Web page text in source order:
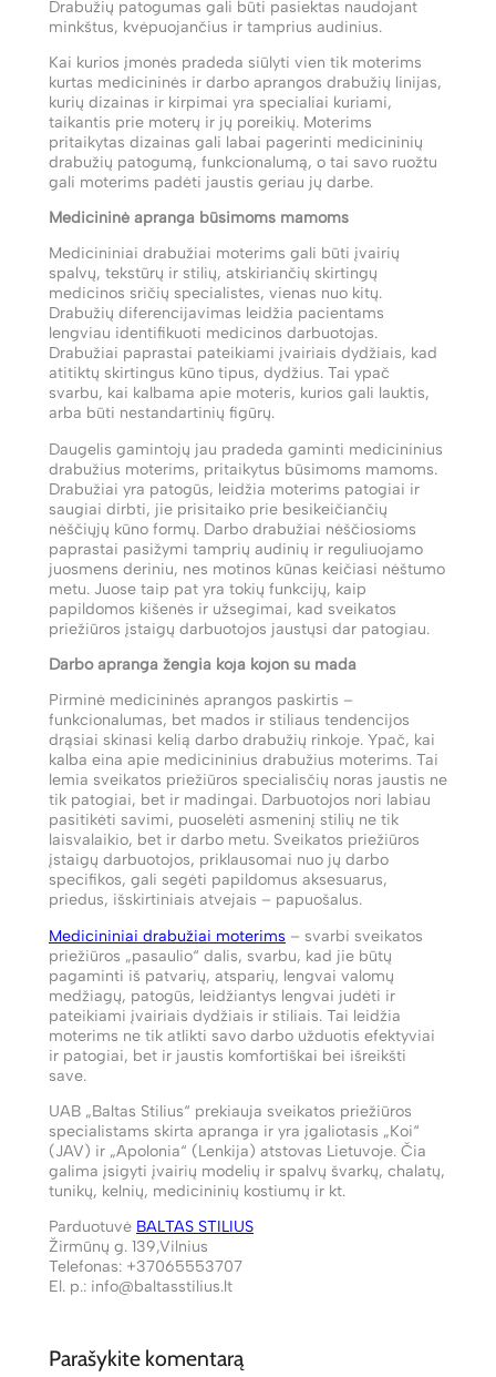
Drabužių patogumas gali būti pasiektas naudojant
minkštus, kvėpuojančius ir tamprius audinius.
Kai kurios įmonės pradeda siūlyti vien tik moterims
kurtas medicininės ir darbo aprangos drabužių linijas,
kurių dizainas ir kirpimai yra specialiai kuriami,
taikantis prie moterų ir jų poreikių. Moterims
pritaikytas dizainas gali labai pagerinti medicininių
drabužių patogumą, funkcionalumą, o tai savo ruožtu
gali moterims padėti jaustis geriau jų darbe.
Medicininė apranga būsimoms mamoms
Medicininiai drabužiai moterims gali būti įvairių
spalvų, tekstūrų ir stilių, atskiriančių skirtingų
medicinos sričių specialistes, vienas nuo kitų.
Drabužių diferencijavimas leidžia pacientams
lengviau identifikuoti medicinos darbuotojas.
Drabužiai paprastai pateikiami įvairiais dydžiais, kad
atitiktų skirtingus kūno tipus, dydžius. Tai ypač
svarbu, kai kalbama apie moteris, kurios gali lauktis,
arba būti nestandartinių figūrų.
Daugelis gamintojų jau pradeda gaminti medicininius
drabužius moterims, pritaikytus būsimoms mamoms.
Drabužiai yra patogūs, leidžia moterims patogiai ir
saugiai dirbti, jie prisitaiko prie besikeičiančių
nėščiųjų kūno formų. Darbo drabužiai nėščiosioms
paprastai pasižymi tamprių audinių ir reguliuojamo
juosmens deriniu, nes motinos kūnas keičiasi nėštumo
metu. Juose taip pat yra tokių funkcijų, kaip
papildomos kišenės ir užsegimai, kad sveikatos
priežiūros įstaigų darbuotojos jaustųsi dar patogiau.
Darbo apranga žengia koja kojon su mada
Pirminė medicininės aprangos paskirtis –
funkcionalumas, bet mados ir stiliaus tendencijos
drąsiai skinasi kelią darbo drabužių rinkoje. Ypač, kai
kalba eina apie medicininius drabužius moterims. Tai
lemia sveikatos priežiūros specialisčių noras jaustis ne
tik patogiai, bet ir madingai. Darbuotojos nori labiau
pasitikėti savimi, puoselėti asmeninį stilių ne tik
laisvalaikio, bet ir darbo metu. Sveikatos priežiūros
įstaigų darbuotojos, priklausomai nuo jų darbo
specifikos, gali segėti papildomus aksesuarus,
priedus, išskirtiniais atvejais – papuošalus.
Medicininiai drabužiai moterims – svarbi sveikatos
priežiūros „pasaulio“ dalis, svarbu, kad jie būtų
pagaminti iš patvarių, atsparių, lengvai valomų
medžiagų, patogūs, leidžiantys lengvai judėti ir
pateikiami įvairiais dydžiais ir stiliais. Tai leidžia
moterims ne tik atlikti savo darbo užduotis efektyviai
ir patogiai, bet ir jaustis komfortiškai bei išreikšti
save.
UAB „Baltas Stilius“ prekiauja sveikatos priežiūros
specialistams skirta apranga ir yra įgaliotasis „Koi“
(JAV) ir „Apolonia“ (Lenkija) atstovas Lietuvoje. Čia
galima įsigyti įvairių modelių ir spalvų švarkų, chalatų,
tunikų, kelnių, medicininių kostiumų ir kt.
Parduotuvė BALTAS STILIUS
Žirmūnų g. 139,Vilnius
Telefonas: +37065553707
El. p.: info@baltasstilius.lt
Parašykite komentarą